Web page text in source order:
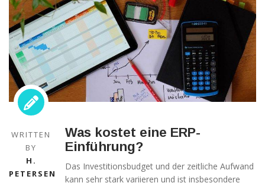
WRITTEN
BY
H.
PETERSEN
Was kostet eine ERP-
Einführung?
Das Investitionsbudget und der zeitliche Aufwand
kann sehr stark variieren und ist insbesondere
Erfahrungen
Diese
Cookies
werden
benötigt,
damit unsere
Website
während
Besuchs so
gut wie
möglich
funktioniert.